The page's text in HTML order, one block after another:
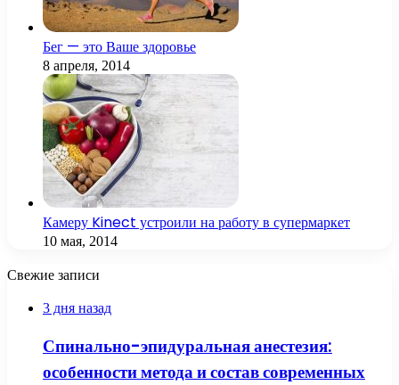
Бег — это Ваше здоровье
8 апреля, 2014
Камеру Kinect устроили на работу в супермаркет
10 мая, 2014
Свежие записи
3 дня назад
Спинально-эпидуральная анестезия:
особенности метода и состав современных